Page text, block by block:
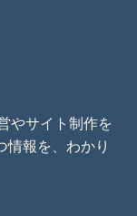
やサイト制作を
情報を、わかり